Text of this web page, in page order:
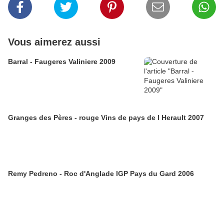
Vous aimerez aussi
Barral - Faugeres Valiniere 2009
Granges des Pères - rouge Vins de pays de l Herault 2007
Remy Pedreno - Roc d'Anglade IGP Pays du Gard 2006